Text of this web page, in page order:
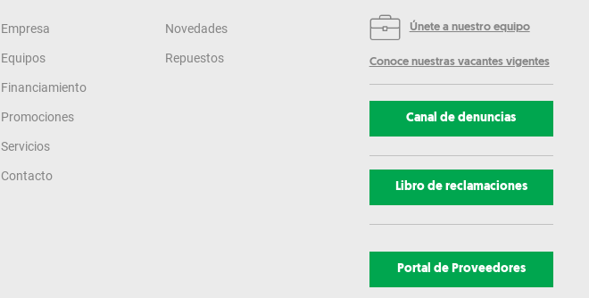
Empresa
Equipos
Financiamiento
Promociones
Servicios
Contacto
Novedades
Repuestos
Únete a nuestro equipo
Conoce nuestras vacantes vigentes
Canal de denuncias
Libro de reclamaciones
Portal de Proveedores